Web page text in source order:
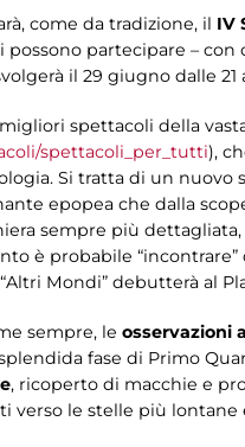
come da tradizione, il IV
partecipare –
il 29 giugno dalle
spettacoli della
spettacoli_per_tutti),
Si tratta di un
epopea che dalla
sempre più
è probabile
Mondi” debutterà al
sempre, le osservazioni
fase di Primo
, ricoperto di macchie e
verso le stelle più lontane